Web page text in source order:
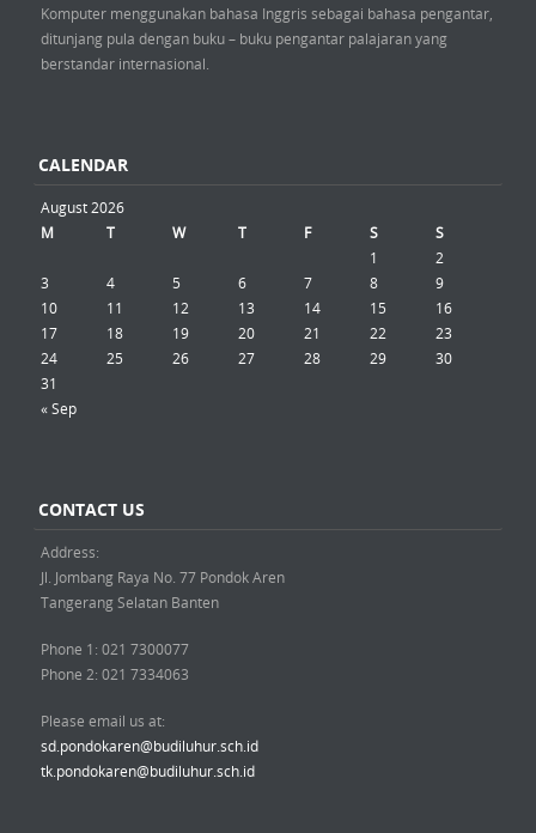
Komputer menggunakan bahasa Inggris sebagai bahasa pengantar,
ditunjang pula dengan buku – buku pengantar palajaran yang
berstandar internasional.
CALENDAR
August 2026
M
T W T F S S
« Sep
1
2
3
4 5 6 7 8
9
10
11 12 13 14 15
16
17
18 19 20 21 22
23
24
25 26 27 28 29
30
31
CONTACT US
Address:
Jl. Jombang Raya No. 77 Pondok Aren
Tangerang Selatan Banten
Phone 1: 021 7300077
Phone 2: 021 7334063
Please email us at:
sd.pondokaren@budiluhur.sch.id
tk.pondokaren@budiluhur.sch.id